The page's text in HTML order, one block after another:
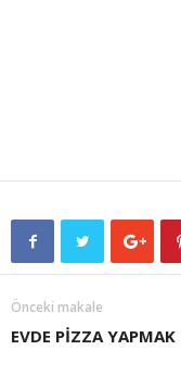
Önceki makale
EVDE PİZZA YAPMAK